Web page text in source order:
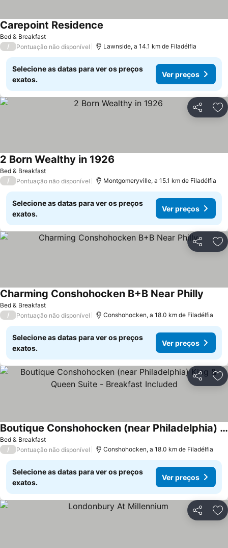
Bed & Breakfast
Carepoint Residence
/ Pontuação não disponível Lawnside, a 14.1 km de Filadélfia
Selecione as datas para ver os preços
exatos.
Ver preços
Partilhar
Bed & Breakfast
2 Born Wealthy in 1926
/ Pontuação não disponível Montgomeryville, a 15.1 km de Filadélfia
Selecione as datas para ver os preços
exatos.
Ver preços
Partilhar
Bed & Breakfast
Charming Conshohocken B+B Near Philly
/ Pontuação não disponível Conshohocken, a 18.0 km de Filadélfia
Selecione as datas para ver os preços
exatos.
Ver preços
Partilhar
Bed & Breakfast
Boutique Conshohocken (near Philadelphia) King & Queen Suite - Breakfast Included
/ Pontuação não disponível Conshohocken, a 18.0 km de Filadélfia
Selecione as datas para ver os preços
exatos.
Ver preços
Partilhar